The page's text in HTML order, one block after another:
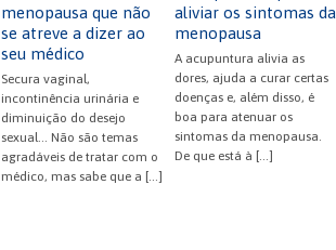
menopausa que não
se atreve a dizer ao
seu médico
Secura vaginal,
incontinência urinária e
diminuição do desejo
sexual... Não são temas
agradáveis de tratar com o
médico, mas sabe que a […]
aliviar os sintomas da
menopausa
A acupuntura alivia as
dores, ajuda a curar certas
doenças e, além disso, é
boa para atenuar os
sintomas da menopausa.
De que está à […]